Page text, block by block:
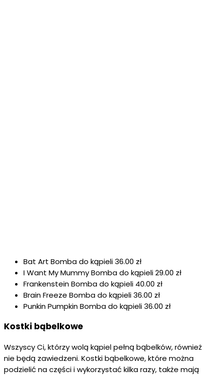
Bat Art Bomba do kąpieli 36.00 zł
I Want My Mummy Bomba do kąpieli 29.00 zł
Frankenstein Bomba do kąpieli 40.00 zł
Brain Freeze Bomba do kąpieli 36.00 zł
Punkin Pumpkin Bomba do kąpieli 36.00 zł
Kostki bąbelkowe
Wszyscy Ci, którzy wolą kąpiel pełną bąbelków, również
nie będą zawiedzeni. Kostki bąbelkowe, które można
podzielić na części i wykorzystać kilka razy, także mają